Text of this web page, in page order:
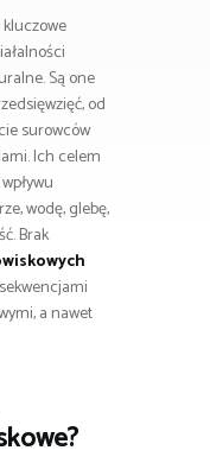
Są one
od
surowców
Ich celem
wodę, glebę,
Brak
a nawet
?